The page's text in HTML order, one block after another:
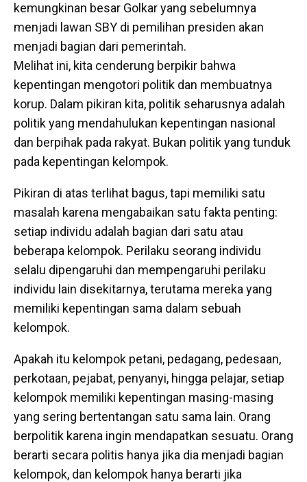
kemungkinan besar Golkar yang sebelumnya
menjadi lawan SBY di pemilihan presiden akan
menjadi bagian dari pemerintah.
Melihat ini, kita cenderung berpikir bahwa
kepentingan mengotori politik dan membuatnya
korup. Dalam pikiran kita, politik seharusnya adalah
politik yang mendahulukan kepentingan nasional
dan berpihak pada rakyat. Bukan politik yang tunduk
pada kepentingan kelompok.
Pikiran di atas terlihat bagus, tapi memiliki satu
masalah karena mengabaikan satu fakta penting:
setiap individu adalah bagian dari satu atau
beberapa kelompok. Perilaku seorang individu
selalu dipengaruhi dan mempengaruhi perilaku
individu lain disekitarnya, terutama mereka yang
memiliki kepentingan sama dalam sebuah
kelompok.
Apakah itu kelompok petani, pedagang, pedesaan,
perkotaan, pejabat, penyanyi, hingga pelajar, setiap
kelompok memiliki kepentingan masing-masing
yang sering bertentangan satu sama lain. Orang
berpolitik karena ingin mendapatkan sesuatu. Orang
berarti secara politis hanya jika dia menjadi bagian
kelompok, dan kelompok hanya berarti jika